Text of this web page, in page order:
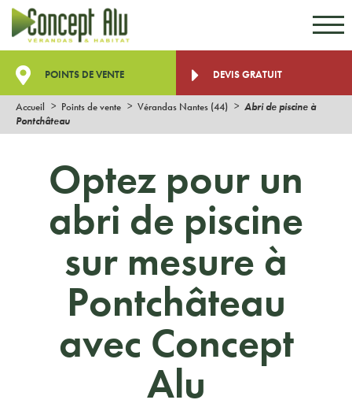
POINTS DE VENTE DEVIS GRATUIT
Accueil Points de vente Vérandas Nantes (44)
Abri de piscine à
Pontchâteau
Optez pour un
abri de piscine
sur mesure à
Pontchâteau
avec Concept
Alu